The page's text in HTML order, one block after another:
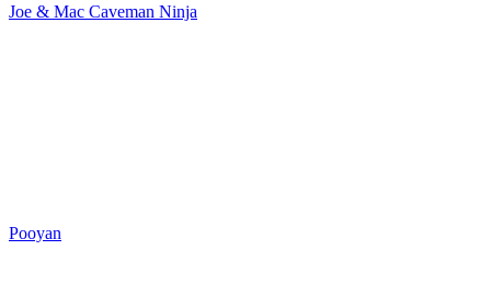
Joe & Mac Caveman Ninja
Pooyan